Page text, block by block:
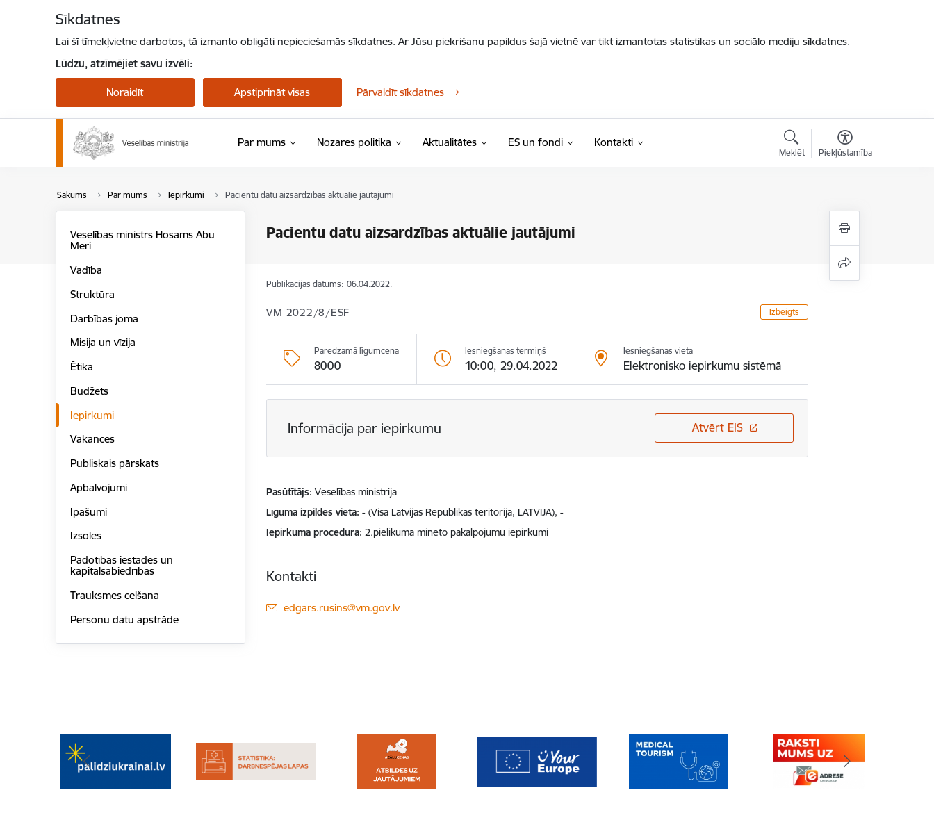
Sīkdatnes
Lai šī tīmekļvietne darbotos, tā izmanto obligāti nepieciešamās sīkdatnes. Ar Jūsu piekrišanu papildus šajā vietnē var tikt izmantotas statistikas un sociālo mediju sīkdatnes.
Lūdzu, atzīmējiet savu izvēli:
Noraidīt Apstiprināt visas Pārvaldīt sīkdatnes
Par mums Nozares politika Aktualitātes ES un fondi Kontakti
Meklēt Piekļūstamība
Sākums Par mums Iepirkumi Pacientu datu aizsardzības aktuālie jautājumi
Pacientu datu aizsardzības aktuālie jautājumi
Veselības ministrs Hosams Abu
Meri
Vadība
Struktūra
Darbības joma
Misija un vīzija
Ētika
Budžets
Iepirkumi
Vakances
Publiskais pārskats
Apbalvojumi
Īpašumi
Izsoles
Padotības iestādes un
kapitālsabiedrības
Trauksmes celšana
Personu datu apstrāde
Publikācijas datums: 06.04.2022.
VM 2022/8/ESF Izbeigts
Paredzamā līgumcena
8000
Iesniegšanas termiņš
10:00, 29.04.2022
Iesniegšanas vieta
Elektronisko iepirkumu sistēmā
Informācija par iepirkumu Atvērt EIS
Pasūtītājs Veselības ministrija
Līguma izpildes vieta - (Visa Latvijas Republikas teritorija, LATVIJA), -
Iepirkuma procedūra 2.pielikumā minēto pakalpojumu iepirkumi
Kontakti
E-pasts:
edgars.rusins@vm.gov.lv